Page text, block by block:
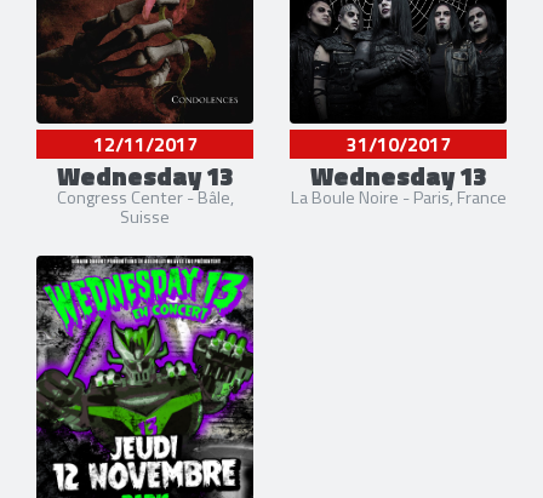
12/11/2017
Wednesday 13
Congress Center - Bâle,
Suisse
31/10/2017
Wednesday 13
La Boule Noire - Paris, France